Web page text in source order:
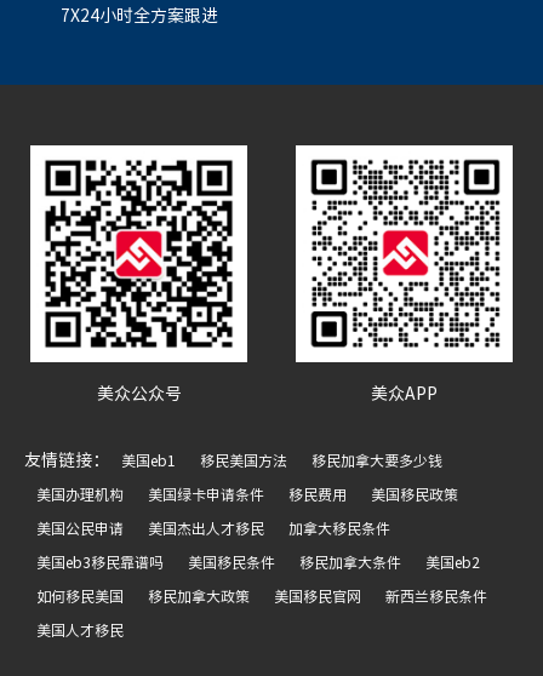
7X24小时全方案跟进
美众公众号 美众APP
友情链接： 美国eb1 移民美国方法 移民加拿大要多少钱
美国办理机构 美国绿卡申请条件 移民费用 美国移民政策
美国公民申请 美国杰出人才移民 加拿大移民条件
美国eb3移民靠谱吗 美国移民条件 移民加拿大条件 美国eb2
如何移民美国 移民加拿大政策 美国移民官网 新西兰移民条件
美国人才移民